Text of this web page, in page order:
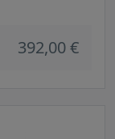
392,00 €